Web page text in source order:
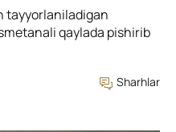
tayyorlaniladigan
qaylada pishirib
Sharhlar